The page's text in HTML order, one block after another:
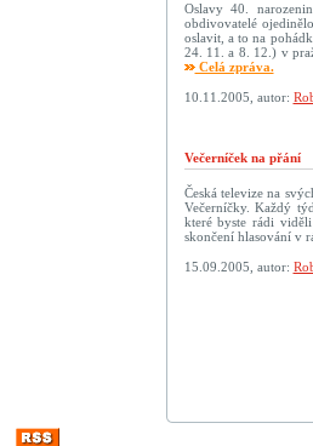
Oslavy 40.
obdivovatelé
oslavit, a to na
24. 11. a 8. 12.) v
Celá zpráva.
10.11.2005, autor:
Večerníček na přání
Česká televize na
Večerníčky. Každý
které byste rádi
skončení hlasování v
15.09.2005, autor: